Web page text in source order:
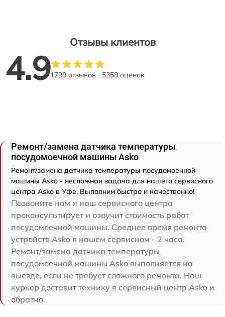
Отзывы клиентов
4.91799 отзывов 5358 оценок
Ремонт/замена датчика температуры
посудомоечной машины Asko
Ремонт/замена датчика температуры посудомоечной
машины Asko - несложная задача для нашего сервисного
центра Asko в Уфе. Выполним быстро и качественно!
Позвоните нам и наш сервисного центра
проконсультирует и озвучит стоимость работ
посудомоечной машины. Среднее время ремонта
устройств Asko в нашем сервисном - 2 часа.
Ремонт/замена датчика температуры
посудомоечной машины Asko выполняется на
выезде, если не требует сложного ремонта. Наш
курьер доставит технику в сервисный центр Asko и
обратно.